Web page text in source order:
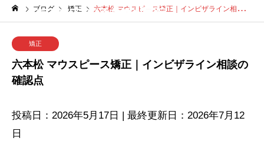
人まで対応する歯科医院
ブログ 矯正 六本松 マウスピース矯正｜インビザライン相談の確認点
矯正
六本松 マウスピース矯正｜インビザライン相談の
確認点
投稿日：2026年5月17日 | 最終更新日：2026年7月12
日